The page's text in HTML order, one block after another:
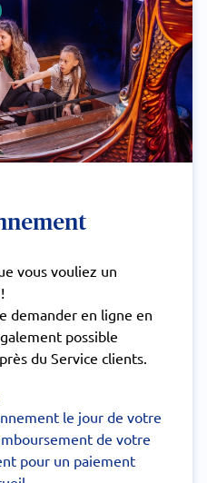
vous vouliez un
demander en ligne en
possible
du Service clients.
le jour de votre
de votre
pour un paiement